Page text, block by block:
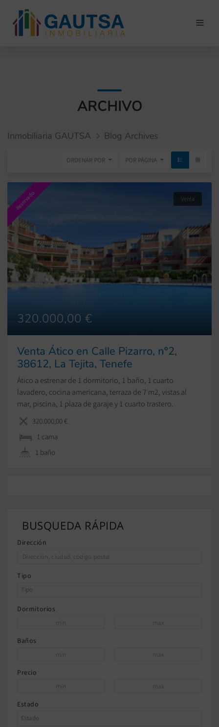
ARCHIVO
Inmobiliaria GAUTSA Blog Archives
ORDENAR POR POR PÁGINA
Reservado Venta
320.000,00 €
Venta Ático en Calle Pizarro, nº2,
38612, La Tejita, Tenefe
Ático a estrenar de 1 dormitorio, 1 baño, 1 cuarto
lavadero, cocina americana, terraza de 7 m2, vistas al
mar, piscina, 1 plaza de garaje y 1 cuarto trastero.
320.000,00 €
1 cama
1 baño
BUSQUEDA RÁPIDA
Dirección
Tipo
Dormitorios
Baños
Precio
Estado